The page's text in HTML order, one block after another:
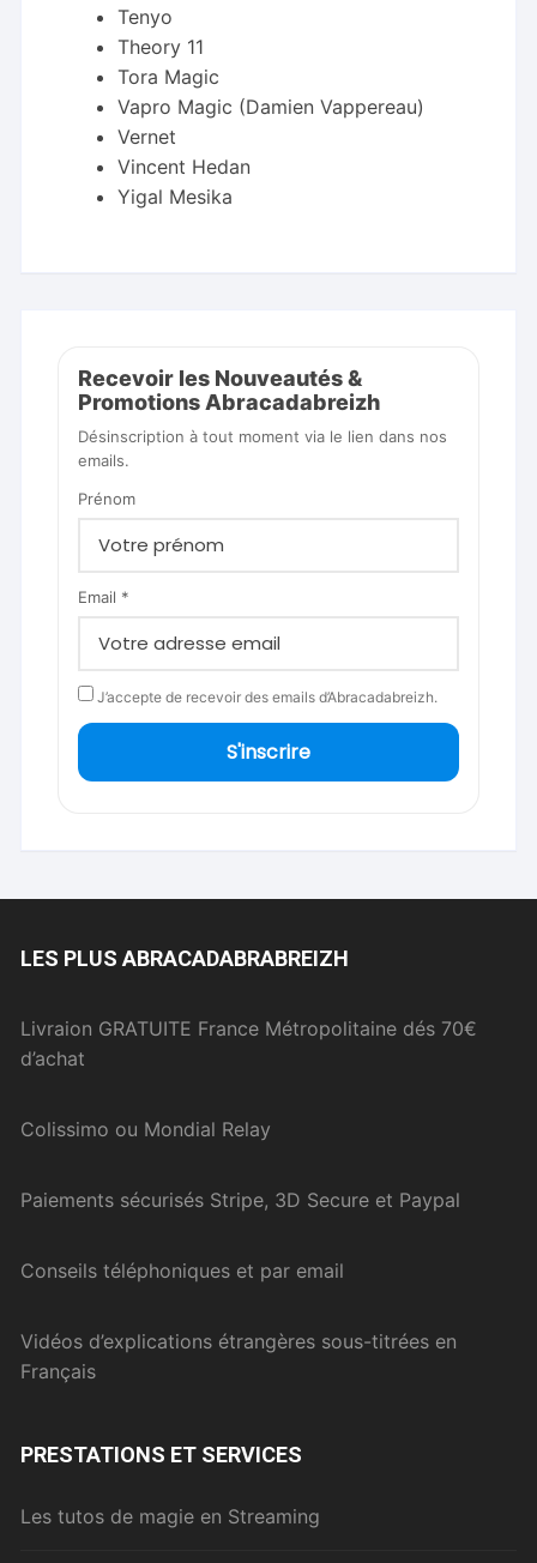
Tenyo
Theory 11
Tora Magic
Vapro Magic (Damien Vappereau)
Vernet
Vincent Hedan
Yigal Mesika
Recevoir les Nouveautés &
Promotions Abracadabreizh
Désinscription à tout moment via le lien dans nos
emails.
Prénom
Email *
J’accepte de recevoir des emails d’Abracadabreizh.
S'inscrire
LES PLUS ABRACADABRABREIZH
Livraion GRATUITE France Métropolitaine dés 70€
d’achat
Colissimo ou Mondial Relay
Paiements sécurisés Stripe, 3D Secure et Paypal
Conseils téléphoniques et par email
Vidéos d’explications étrangères sous-titrées en
Français
PRESTATIONS ET SERVICES
Les tutos de magie en Streaming